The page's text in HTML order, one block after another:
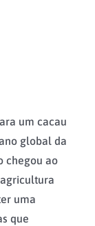
um cacau
global da
chegou ao
uma
que